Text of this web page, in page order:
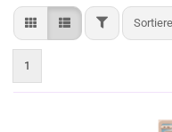
FILTER
1